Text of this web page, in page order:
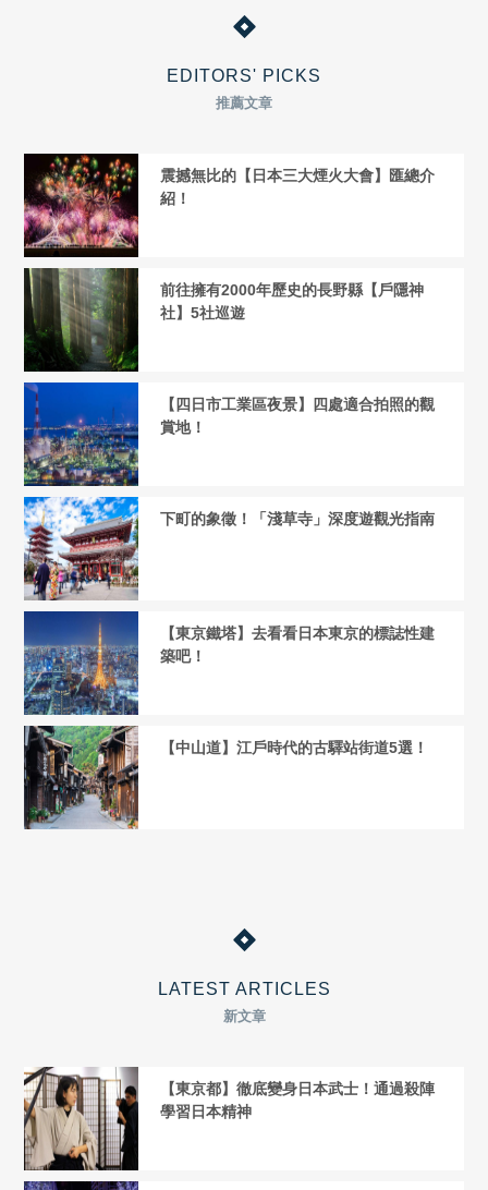
EDITORS' PICKS
推薦文章
震撼無比的【日本三大煙火大會】匯總介
紹！
前往擁有2000年歷史的長野縣【戶隱神
社】5社巡遊
【四日市工業區夜景】四處適合拍照的觀
賞地！
下町的象徵！「淺草寺」深度遊觀光指南
【東京鐵塔】去看看日本東京的標誌性建
築吧！
【中山道】江戶時代的古驛站街道5選！
LATEST ARTICLES
新文章
【東京都】徹底變身日本武士！通過殺陣
學習日本精神